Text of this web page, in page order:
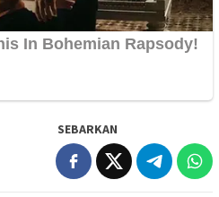
SEBARKAN